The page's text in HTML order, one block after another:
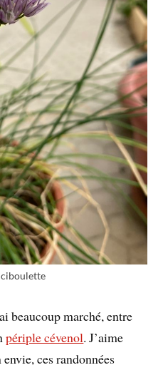
beaucoup marché, entre
périple cévenol. J’aime
ces randonnées